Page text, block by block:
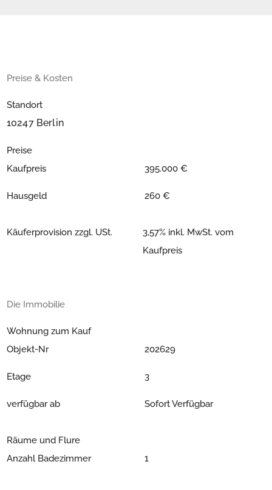
Preise & Kosten
Standort
10247 Berlin
Preise
Kaufpreis
395.000 €
Hausgeld 260 €
Käuferprovision zzgl. USt.
3,57% inkl. MwSt. vom
Kaufpreis
Die Immobilie
Wohnung zum Kauf
Objekt-Nr
202629
Etage 3
verfügbar ab Sofort Verfügbar
Räume und Flure
Anzahl Badezimmer
1